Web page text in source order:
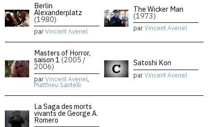
Berlin
Alexanderplatz
(1980)
parVincent Avenel
The Wicker Man
(1973)
parVincent Avenel
Masters of Horror,
saison 1 (2005 /
2006)
parVincent Avenel,
Matthieu Santelli
Satoshi Kon
parVincent Avenel
La Saga des morts
vivants de George A.
Romero